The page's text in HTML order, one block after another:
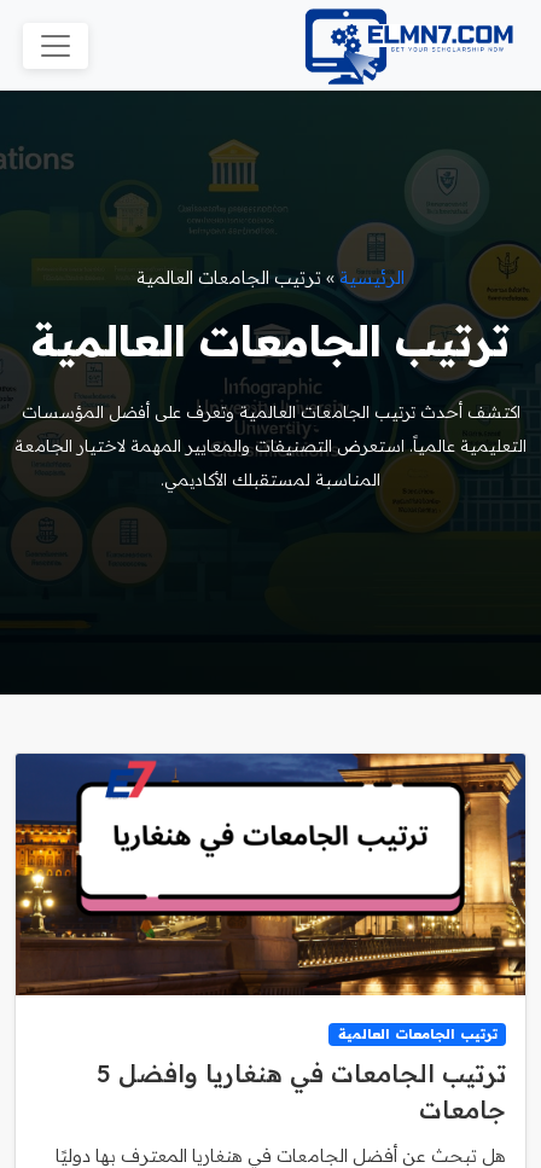
الرئيسية» ترتيب الجامعات العالمية
ترتيب الجامعات العالمية
اكتشف أحدث ترتيب الجامعات العالمية وتعرف على أفضل المؤسسات
التعليمية عالمياً. استعرض التصنيفات والمعايير المهمة لاختيار الجامعة
المناسبة لمستقبلك الأكاديمي.
ترتيب الجامعات العالمية
ترتيب الجامعات في هنغاريا وافضل 5
جامعات
هل تبحث عن أفضل الجامعات في هنغاريا المعترف بها دوليًا